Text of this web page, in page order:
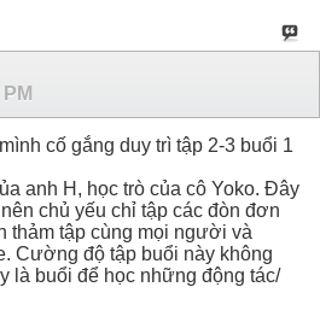
cố gắng duy trì tập 2-3 buổi 1
anh H, học trò của cô Yoko. Đây
chủ yếu chỉ tập các đòn đơn
thảm tập cùng mọi người và
Cường độ tập buổi này không
là buổi để học những động tác/